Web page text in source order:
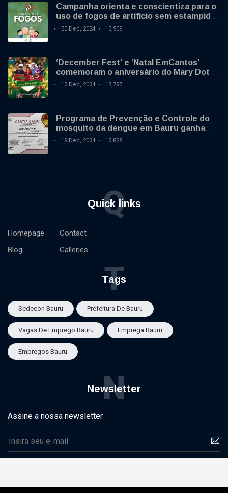
Campanha orienta e conscientiza para o
uso de fogos de artifício sem estampido
no final de ano
30 Dec, 2024 13,909
‘December Fest’ e ‘Natal EmCantos’
comemoram o aniversário do Mary Dota
neste sábado
12 Dec, 2024 13,797
Programa de Prevenção e Controle do
mosquito da dengue em Bauru ganha
destaque nacional
19 Dec, 2024 12,828
Quick links
Q
Homepage
Blog
Contact
Galleries
Tags
T
Sedecon Bauru Prefeitura De Bauru
Vagas De Emprego Bauru Emprega Bauru
Empregos Bauru
Newsletter
N
Assine a nossa newsletter
©2025 Bauru - Portal de Noticias | Bauru